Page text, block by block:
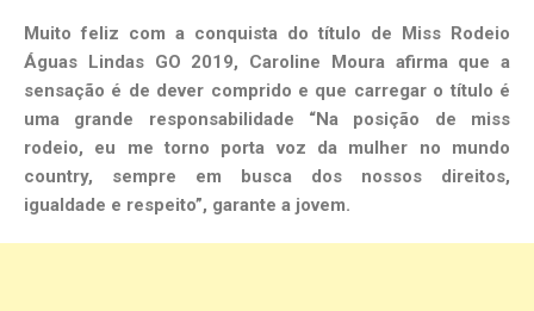
Muito feliz com a conquista do título de Miss Rodeio
Águas Lindas GO 2019, Caroline Moura afirma que a
sensação é de dever comprido e que carregar o título é
uma grande responsabilidade “Na posição de miss
rodeio, eu me torno porta voz da mulher no mundo
country, sempre em busca dos nossos direitos,
igualdade e respeito”, garante a jovem.